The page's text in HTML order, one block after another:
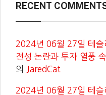
RECENT
2024년 06월 27일 테슬
전성 논란과 투자 열풍
의
JaredCat
2024년 06월 27일 테슬